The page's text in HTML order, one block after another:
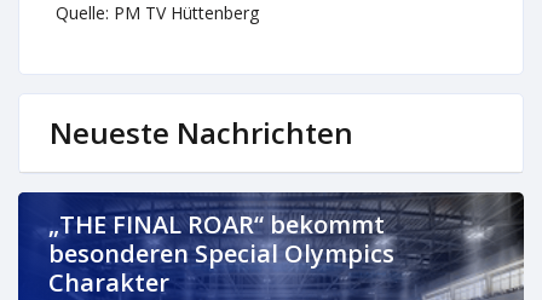
Quelle: PM TV Hüttenberg
Neueste Nachrichten
„THE FINAL ROAR“ bekommt
besonderen Special Olympics
Charakter